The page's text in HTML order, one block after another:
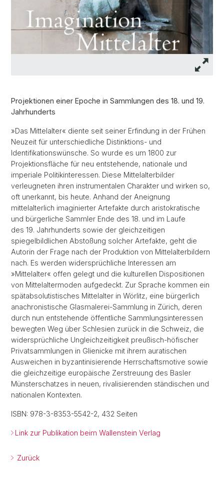
Projektionen einer Epoche in Sammlungen des 18. und 19.
Jahrhunderts
»Das Mittelalter« diente seit seiner Erfindung in der Frühen
Neuzeit für unterschiedliche Distinktions- und
Identifikationswünsche. So wurde es um 1800 zur
Projektionsfläche für neu entstehende, nationale und
imperiale Politikinteressen. Diese Mittelalterbilder
verleugneten ihren instrumentalen Charakter und wirken so,
oft unerkannt, bis heute. Anhand der Aneignung
mittelalterlich imaginierter Artefakte durch aristokratische
und bürgerliche Sammler Ende des 18. und im Laufe
des 19. Jahrhunderts sowie der gleichzeitigen
spiegelbildlichen Abstoßung solcher Artefakte, geht die
Autorin der Frage nach der Produktion von Mittelalterbildern
nach. Es werden widersprüchliche Interessen am
»Mittelalter« offen gelegt und die kulturellen Dispositionen
von Mittelaltermoden aufgedeckt. Zur Sprache kommen ein
spätabsolutistisches Mittelalter in Wörlitz, eine bürgerlich
anachronistische Glasmalerei-Sammlung in Zürich, deren
durch nun entstehende öffentliche Sammlungsinteressen
bewegten Weg über Schlesien zurück in die Schweiz, die
widersprüchliche Ungleichzeitigkeit preußisch-höfischer
Privatsammlungen in Glienicke mit ihrem auratischen
Ausweichen in byzantinisierende Herrschaftsmotive sowie
die gleichzeitige europäische Zerstreuung des Basler
Münsterschatzes in neuen, rivalisierenden ständischen und
nationalen Kontexten.
ISBN: 978-3-8353-5542-2, 432 Seiten
Link zur Publikation beim Wallenstein Verlag
Zurück